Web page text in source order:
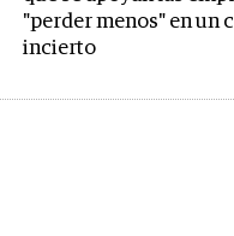
"perder menos" en un
incierto